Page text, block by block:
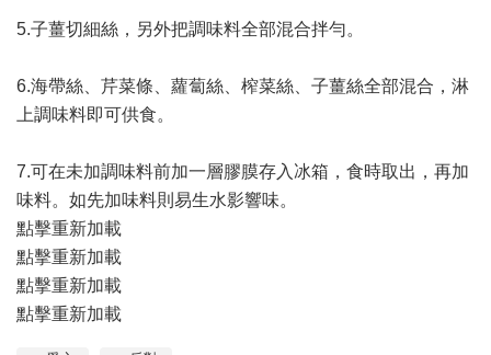
5.子薑切細絲，另外把調味料全部混合拌勻。
6.海帶絲、芹菜條、蘿蔔絲、榨菜絲、子薑絲全部混合，淋
上調味料即可供食。
7.可在未加調味料前加一層膠膜存入冰箱，食時取出，再加
味料。如先加味料則易生水影響味。
點擊重新加載
點擊重新加載
點擊重新加載
點擊重新加載